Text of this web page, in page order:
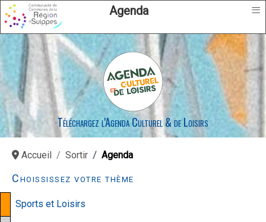
Agenda ≡
Téléchargez l'Agenda Culturel & de Loisirs
Accueil Sortir Agenda
Choississez votre thème
Sports et Loisirs